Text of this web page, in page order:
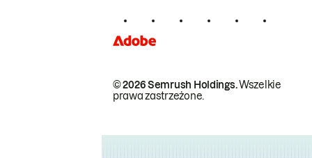
© 2026 Semrush Holdings.Wszelkie
prawa zastrzeżone.